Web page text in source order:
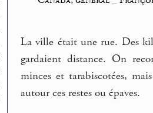
La ville était une rue. Des
gardaient distance. On
minces et tarabiscotées,
autour ces restes ou épaves.